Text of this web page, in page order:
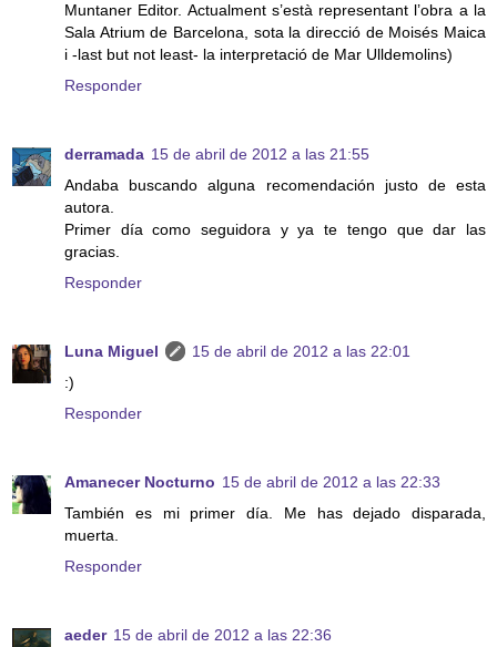
Muntaner Editor. Actualment s’està representant l’obra a la
Sala Atrium de Barcelona, sota la direcció de Moisés Maica
i -last but not least- la interpretació de Mar Ulldemolins)
Responder
derramada 15 de abril de 2012 a las 21:55
Andaba buscando alguna recomendación justo de esta
autora.
Primer día como seguidora y ya te tengo que dar las
gracias.
Responder
Luna Miguel
15 de abril de 2012 a las 22:01
:)
Responder
Amanecer Nocturno 15 de abril de 2012 a las 22:33
También es mi primer día. Me has dejado disparada,
muerta.
Responder
aeder 15 de abril de 2012 a las 22:36